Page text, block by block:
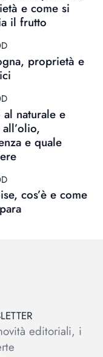
e come si
il frutto
proprietà e
al naturale e
e quale
cos’è e come
editoriali, i